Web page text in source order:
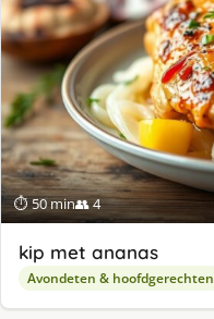
⏱ 50 min👥 4
kip met ananas
Avondeten & hoofdgerechten